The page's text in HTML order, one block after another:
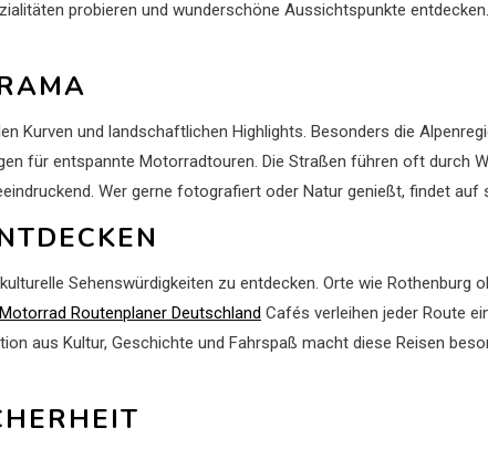
probieren und wunderschöne Aussichtspunkte
Kurven und landschaftlichen Highlights. Besonders die
für entspannte Motorradtouren. Die Straßen führen oft durch
Wer gerne fotografiert oder Natur genießt, findet
Sehenswürdigkeiten zu entdecken. Orte wie Rothenburg
Routenplaner Deutschland Cafés verleihen jeder Route
aus Kultur, Geschichte und Fahrspaß macht diese Reisen